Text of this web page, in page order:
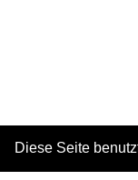
Diese Seite